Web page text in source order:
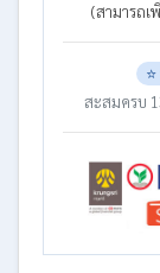
(สามารถเ
สะสมครบ